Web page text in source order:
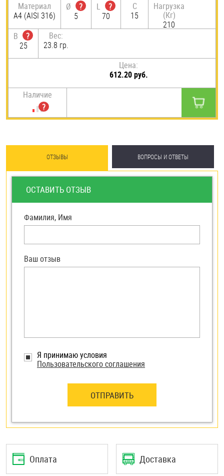
Материал
A4 (AISI 316)
Ø
?
5
L
?
70
C
15
Нагрузка
(Кг)
210
B
?
25
Вес:
23.8 гр.
Цена:
612.20 руб.
Наличие
ОТЗЫВЫ ВОПРОСЫ И ОТВЕТЫ
ОСТАВИТЬ ОТЗЫВ
Фамилия, Имя
Я принимаю условия
Пользовательского соглашения
ОТПРАВИТЬ
Ваш отзыв
Оплата Доставка